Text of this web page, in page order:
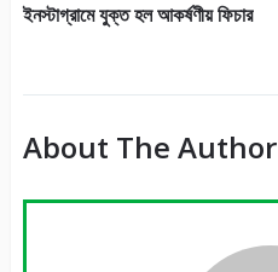
ইনস্টাগ্রামে যুক্ত হল আকর্ষণীয় ফিচার
About The Author